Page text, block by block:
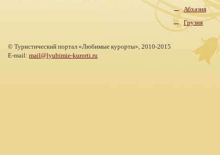
Абхазия
Грузия
© Туристический портал «Любимые курорты», 2010-2015
E-mail: mail@lyubimie-kurorti.ru